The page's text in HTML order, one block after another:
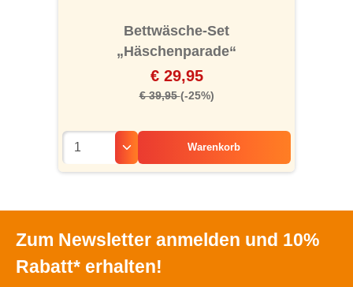
Bettwäsche-Set
„Häschenparade“
€ 29,95
€ 39,95(-25%)
Warenkorb
Zum Newsletter anmelden und 10%
Rabatt* erhalten!